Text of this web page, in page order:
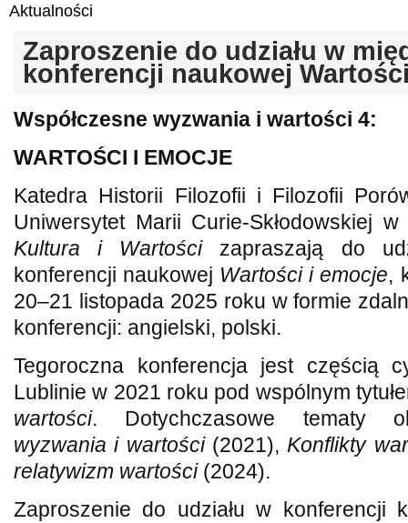
Aktualności
Zaproszenie do udziału w
konferencji naukowej
Współczesne wyzwania i wartości 4:
WARTOŚCI I EMOCJE
Katedra Historii Filozofii i Filozofii
Uniwersytet Marii Curie-Skłodowskiej
Kultura i Wartościzapraszają do
konferencji naukowej Wartości i emocje,
20–21 listopada 2025 roku w formie
konferencji: angielski, polski.
Tegoroczna konferencja jest częścią
Lublinie w 2021 roku pod wspólnym
wartości. Dotychczasowe tematy
wyzwania i wartości(2021), Konflikty
relatywizm wartości(2024).
Zaproszenie do udziału w konferencji